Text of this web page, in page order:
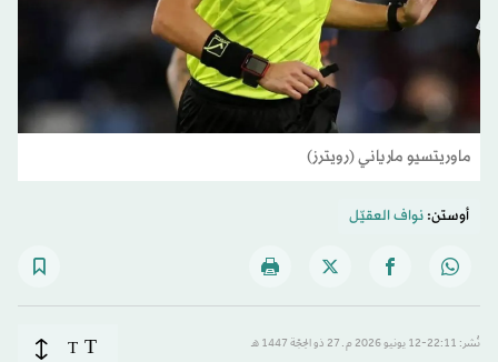
ماوريتسيو مارياني (رويترز)
أوستن:نواف العقيّل
نُشر: 22:11-12 يونيو 2026 م ـ 27 ذو الحِجّة 1447 هـ T
T